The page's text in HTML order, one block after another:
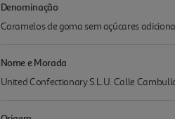
Denominação
Caramelos de goma sem açúcares
Nome e Morada
United Confectionary S.L.U. Calle